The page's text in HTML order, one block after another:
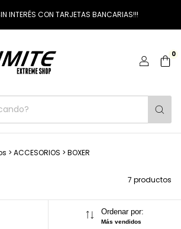
INTERÉS CON TARJETAS BANCARIAS!!!
0
> ACCESORIOS > BOXER
7 productos
Ordenar por:
Más vendidos